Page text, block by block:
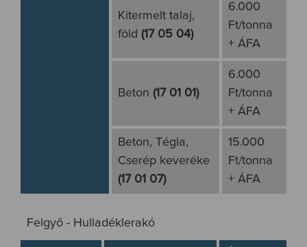
Kitermelt talaj,
föld (17 05 04)
6.000
Ft/tonna
+ ÁFA
Beton (17 01 01)
6.000
Ft/tonna
+ ÁFA
Beton, Tégla,
Cserép keveréke
(17 01 07)
15.000
Ft/tonna
+ ÁFA
Felgyő - Hulladéklerakó